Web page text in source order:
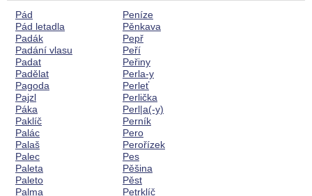
Pád
Pád letadla
Padák
Padání vlasu
Padat
Padělat
Pagoda
Pajzl
Páka
Paklíč
Palác
Palaš
Palec
Paleta
Paleto
Palma
Peníze
Pěnkava
Pepř
Peří
Peřiny
Perla-y
Perleť
Perlička
Perl|a(-y)
Perník
Pero
Perořízek
Pes
Pěšina
Pěst
Petrklíč